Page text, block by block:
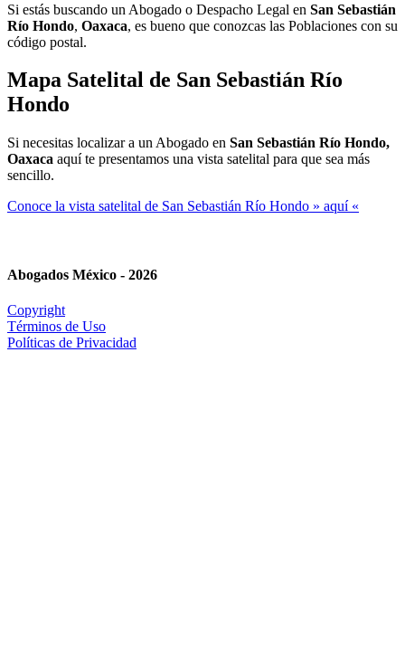
Si estás buscando un Abogado o Despacho Legal en San Sebastián
Río Hondo, Oaxaca, es bueno que conozcas las Poblaciones con su
código postal.
Mapa Satelital de San Sebastián Río
Hondo
Si necesitas localizar a un Abogado en San Sebastián Río Hondo,
Oaxaca aquí te presentamos una vista satelital para que sea más
sencillo.
Conoce la vista satelital de San Sebastián Río Hondo » aquí «
Abogados México - 2026
Copyright
Términos de Uso
Políticas de Privacidad